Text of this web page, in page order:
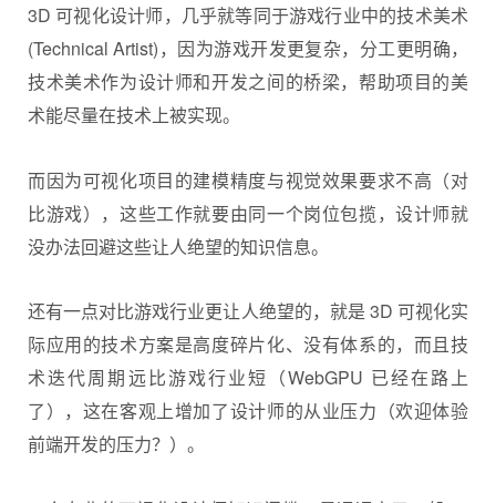
3D 可视化设计师，几乎就等同于游戏行业中的技术美术
(Technical Artist)，因为游戏开发更复杂，分工更明确，
技术美术作为设计师和开发之间的桥梁，帮助项目的美
术能尽量在技术上被实现。
而因为可视化项目的建模精度与视觉效果要求不高（对
比游戏），这些工作就要由同一个岗位包揽，设计师就
没办法回避这些让人绝望的知识信息。
还有一点对比游戏行业更让人绝望的，就是 3D 可视化实
际应用的技术方案是高度碎片化、没有体系的，而且技
术迭代周期远比游戏行业短（WebGPU 已经在路上
了），这在客观上增加了设计师的从业压力（欢迎体验
前端开发的压力？）。